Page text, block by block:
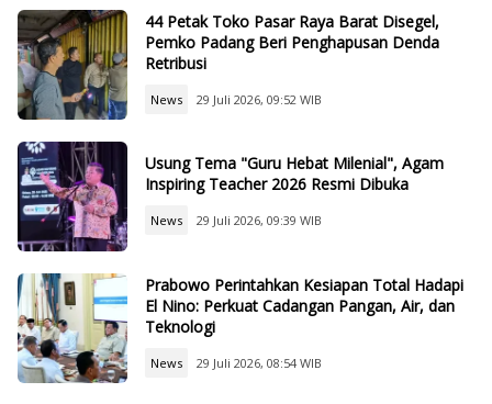
44 Petak Toko Pasar Raya Barat Disegel,
Pemko Padang Beri Penghapusan Denda
Retribusi
News 29 Juli 2026, 09:52 WIB
Usung Tema "Guru Hebat Milenial", Agam
Inspiring Teacher 2026 Resmi Dibuka
News 29 Juli 2026, 09:39 WIB
Prabowo Perintahkan Kesiapan Total Hadapi
El Nino: Perkuat Cadangan Pangan, Air, dan
Teknologi
News 29 Juli 2026, 08:54 WIB